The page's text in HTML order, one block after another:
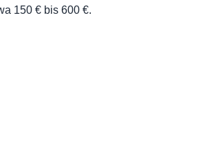
150 € bis 600 €.